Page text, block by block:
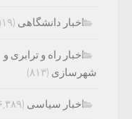
اخبار دانشگاهی (۱,۵۱۹)
اخبار راه و ترابری و
شهرسازی (۸۱۳)
اخبار سیاسی (۶,۳۸۹)